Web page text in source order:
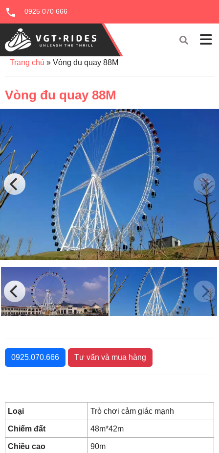
0925 070 666
Trang chủ » Vòng đu quay 88M
Vòng đu quay 88M
0925.070.666 Tư vấn và mua hàng
Loại Trò chơi cảm giác mạnh
Chiếm đất 48m*42m
Chiều cao 90m